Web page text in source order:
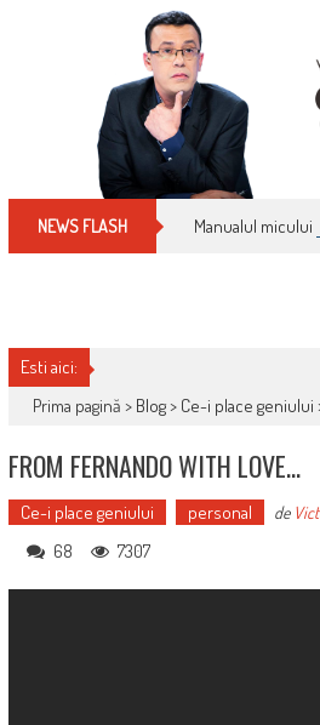
NEWS FLASH Manualul
Esti aici:
Prima pagină > Blog> Ce-i place geniului
FROM FERNANDO WITH LOVE…
Ce-i place geniului personal de
68 7307